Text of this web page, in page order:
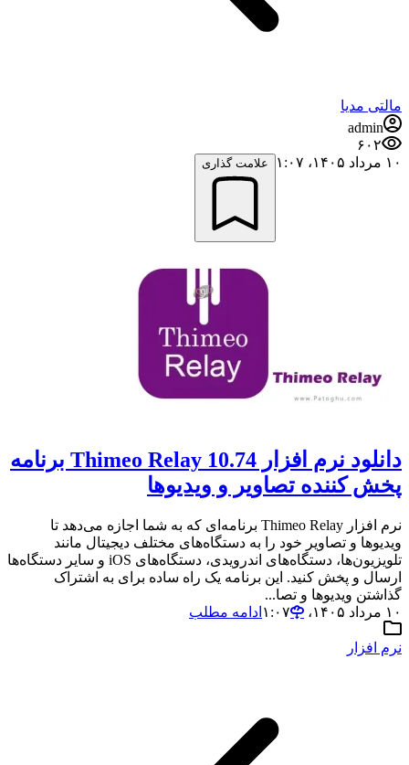
مالتی مدیا
admin
۶۰۲
۱۰ مرداد ۱۴۰۵،‏ ۱:۰۷
علامت گذاری
دانلود نرم افزار Thimeo Relay 10.74 برنامه
پخش کننده تصاویر و ویدیوها
نرم افزار Thimeo Relay برنامه‌ای که به شما اجازه می‌دهد تا
ویدیوها و تصاویر خود را به دستگاه‌های مختلف دیجیتال مانند
تلویزیون‌ها، دستگاه‌های اندرویدی، دستگاه‌های iOS و سایر دستگاه‌ها
ارسال و پخش کنید. این برنامه یک راه ساده برای به اشتراک
گذاشتن ویدیوها و تصا...
۱۰ مرداد ۱۴۰۵،‏ ۱:۰۷
ادامه مطلب
نرم افزار